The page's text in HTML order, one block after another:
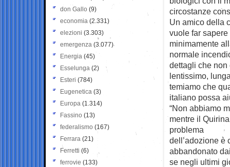
circostanze
Un amico della
vuole far
minimamente
normale
dettagli che
lentissimo,
temiamo che
italiano possa
“Non abbiamo
mentre il
problema
dell’adozione è
abbandonato
se negli ultimi
don Gallo (9)
economia (2.331)
elezioni (3.303)
emergenza (3.077)
Energia (45)
Esselunga (2)
Esteri (784)
Eugenetica (3)
Europa (1.314)
Fassino (13)
federalismo (167)
Ferrara (21)
Ferretti (6)
ferrovie (133)